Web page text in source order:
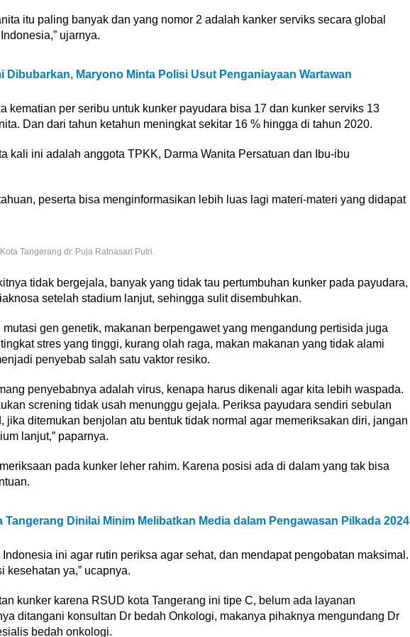
itu paling banyak dan yang nomor 2 adalah kanker serviks secara global
ujarnya.
Dibubarkan, Maryono Minta Polisi Usut Penganiayaan Wartawan
kematian per seribu untuk kunker payudara bisa 17 dan kunker serviks 13
Dan dari tahun ketahun meningkat sekitar 16 % hingga di tahun 2020.
kali ini adalah anggota TPKK, Darma Wanita Persatuan dan Ibu-ibu
peserta bisa menginformasikan lebih luas lagi materi-materi yang didapat
Tangerang dr. Puja Ratnasari Putri.
tidak bergejala, banyak yang tidak tau pertumbuhan kunker pada payudara,
setelah stadium lanjut, sehingga sulit disembuhkan.
gen genetik, makanan berpengawet yang mengandung pertisida juga
stres yang tinggi, kurang olah raga, makan makanan yang tidak alami
penyebab salah satu vaktor resiko.
penyebabnya adalah virus, kenapa harus dikenali agar kita lebih waspada.
screning tidak usah menunggu gejala. Periksa payudara sendiri sebulan
jika ditemukan benjolan atu bentuk tidak normal agar memeriksakan diri, jangan
lanjut,” paparnya.
pada kunker leher rahim. Karena posisi ada di dalam yang tak bisa
Tangerang Dinilai Minim Melibatkan Media dalam Pengawasan Pilkada 2024
ini agar rutin periksa agar sehat, dan mendapat pengobatan maksimal.
kesehatan ya,” ucapnya.
kunker karena RSUD kota Tangerang ini tipe C, belum ada layanan
ditangani konsultan Dr bedah Onkologi, makanya pihaknya mengundang Dr
bedah onkologi.